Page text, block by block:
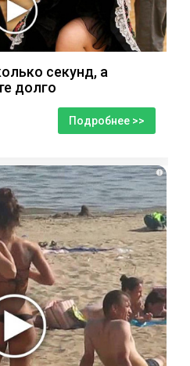
секунд, а
долго
Подробнее >>
i